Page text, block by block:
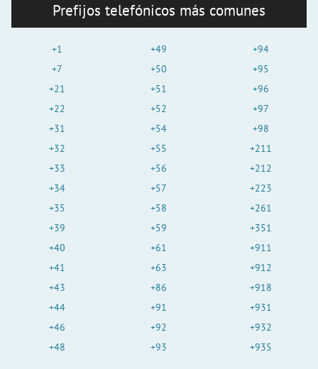
Prefijos telefónicos más comunes
+1
+7
+21
+22
+31
+32
+33
+34
+35
+39
+40
+41
+43
+44
+46
+48
+49
+50
+51
+52
+54
+55
+56
+57
+58
+59
+61
+63
+86
+91
+92
+93
+94
+95
+96
+97
+98
+211
+212
+223
+261
+351
+911
+912
+918
+931
+932
+935